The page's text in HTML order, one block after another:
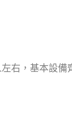
右，基本設